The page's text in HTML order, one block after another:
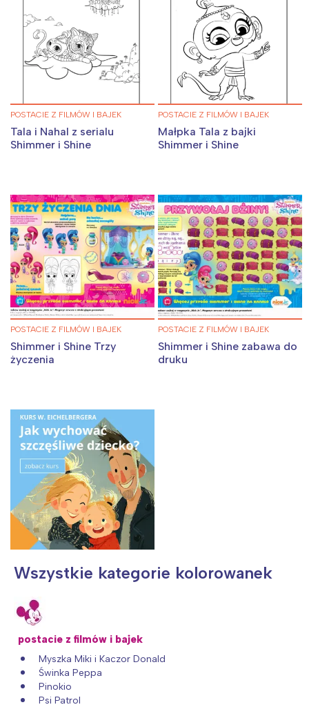
POSTACIE Z FILMÓW I BAJEK
Tala i Nahal z serialu
Shimmer i Shine
POSTACIE Z FILMÓW I BAJEK
Małpka Tala z bajki
Shimmer i Shine
POSTACIE Z FILMÓW I BAJEK
Shimmer i Shine Trzy
życzenia
POSTACIE Z FILMÓW I BAJEK
Shimmer i Shine zabawa do
druku
Wszystkie kategorie kolorowanek
postacie z filmów i bajek
Myszka Miki i Kaczor Donald
Świnka Peppa
Pinokio
Psi Patrol